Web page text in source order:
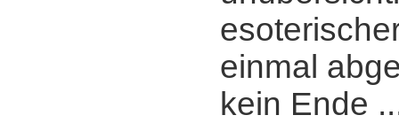
einmal
kein Ende